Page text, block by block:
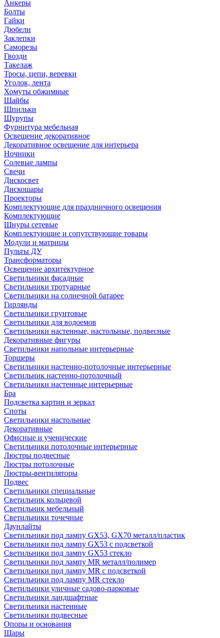
Анкеры
Болты
Гайки
Дюбели
Заклепки
Саморезы
Гвозди
Такелаж
Тросы, цепи, веревки
Уголок, лента
Хомуты обжимные
Шайбы
Шпильки
Шурупы
Фурнитура мебельная
Освещение декоративное
Декоративное освещение для интерьера
Ночники
Солевые лампы
Свечи
Дискосвет
Дискошары
Проекторы
Комплектующие для праздничного освещения
Комплектующие
Шнуры сетевые
Комплектующие и сопутствующие товары
Модули и матрицы
Пульты ДУ
Трансформаторы
Освещение архитектурное
Светильники фасадные
Светильники тротуарные
Светильники на солнечной батарее
Гирлянды
Светильники грунтовые
Светильники для водоемов
Светильники настенные, настольные, подвесные
Декоративные фигуры
Светильники напольные интерьерные
Торшеры
Светильники настенно-потолочные интерьерные
Светильник настенно-потолочный
Светильники настенные интерьерные
Бра
Подсветка картин и зеркал
Споты
Светильники настольные
Декоративные
Офисные и ученические
Светильники потолочные интерьерные
Люстры подвесные
Люстры потолочные
Люстры-вентиляторы
Подвес
Светильники специальные
Светильник кольцевой
Светильник мебельный
Светильники точечные
Даунлайты
Светильники под лампу GX53, GX70 металл/пластик
Светильники под лампу GX53 с подсветкой
Светильники под лампу GX53 стекло
Светильники под лампу MR металл/полимер
Светильники под лампу MR с подсветкой
Светильники под лампу MR стекло
Светильники уличные садово-парковые
Светильники ландшафтные
Светильники настенные
Светильники подвесные
Опоры и основания
Шары